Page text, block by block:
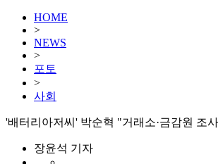
HOME
>
NEWS
>
포토
>
사회
'배터리아저씨' 박순혁 "거래소·금감원 조
장윤석 기자